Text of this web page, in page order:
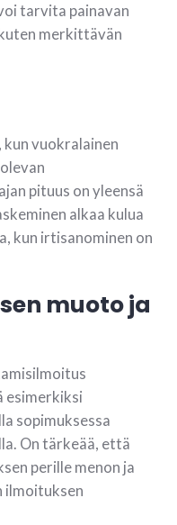
tarvita painavan
merkittävän
kun vuokralainen
pituus on yleensä
alkaa kulua
kun irtisanominen on
muoto ja
esimerkiksi
sopimuksessa
On tärkeää, että
perille menon ja